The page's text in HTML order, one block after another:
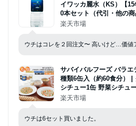
イワッカ麗水（KS）【
0本セット（代引・他の
縄・離島への発送は不可）
楽天市場
ウチはコレを２回注文〜 高いけど…価値
サバイバルフーズ バラ
種類6缶入（約60食分） |
シチュー1缶 野菜シチュ
雑炊1缶 | 25年保存 長期
楽天市場
ウチは6セット買いました。